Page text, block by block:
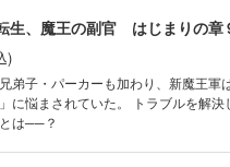
生、魔王の副官 はじまりの章
)
弟子・パーカーも加わり、新魔王
」に悩まされていた。 トラブルを解
は──？